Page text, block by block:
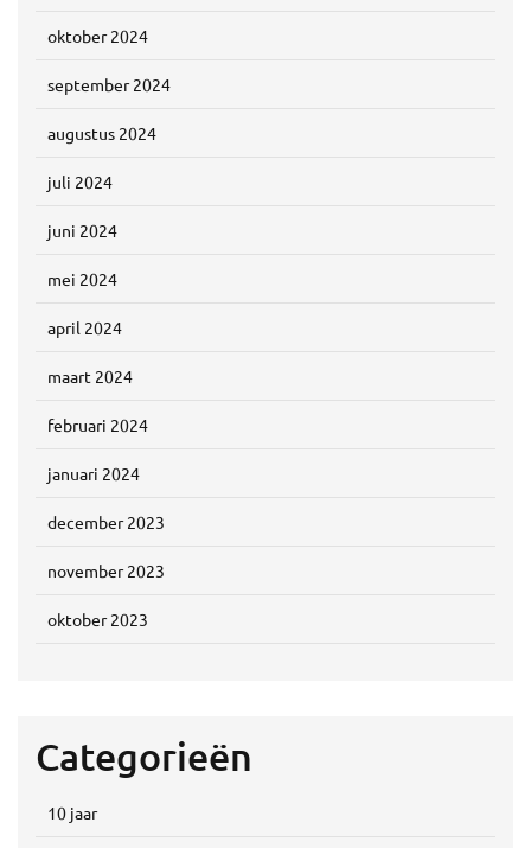
oktober 2024
september 2024
augustus 2024
juli 2024
juni 2024
mei 2024
april 2024
maart 2024
februari 2024
januari 2024
december 2023
november 2023
oktober 2023
Categorieën
10 jaar